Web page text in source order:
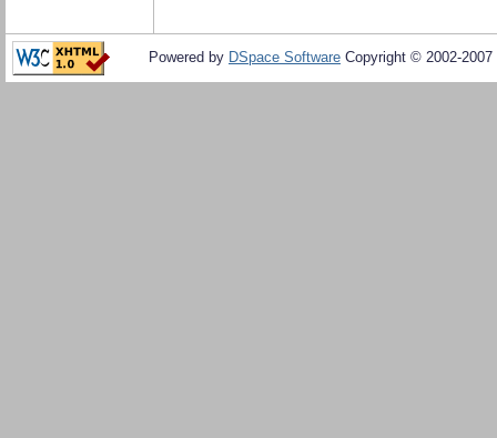
Powered by DSpace Software Copyright © 2002-2007